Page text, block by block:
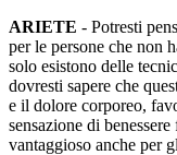
ARIETE - Potresti
per le persone che non
solo esistono delle
dovresti sapere che
e il dolore corporeo,
sensazione di
vantaggioso anche per